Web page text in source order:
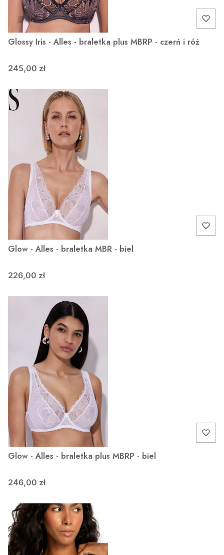
Glossy Iris - Alles - braletka plus MBRP - czerń i róż
245,00 zł
Glow - Alles - braletka MBR - biel
226,00 zł
Glow - Alles - braletka plus MBRP - biel
246,00 zł